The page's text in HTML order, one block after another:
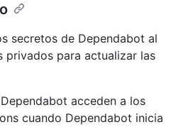
secretos de Dependabot al
privados para actualizar las
acceden a los
cuando Dependabot inicia